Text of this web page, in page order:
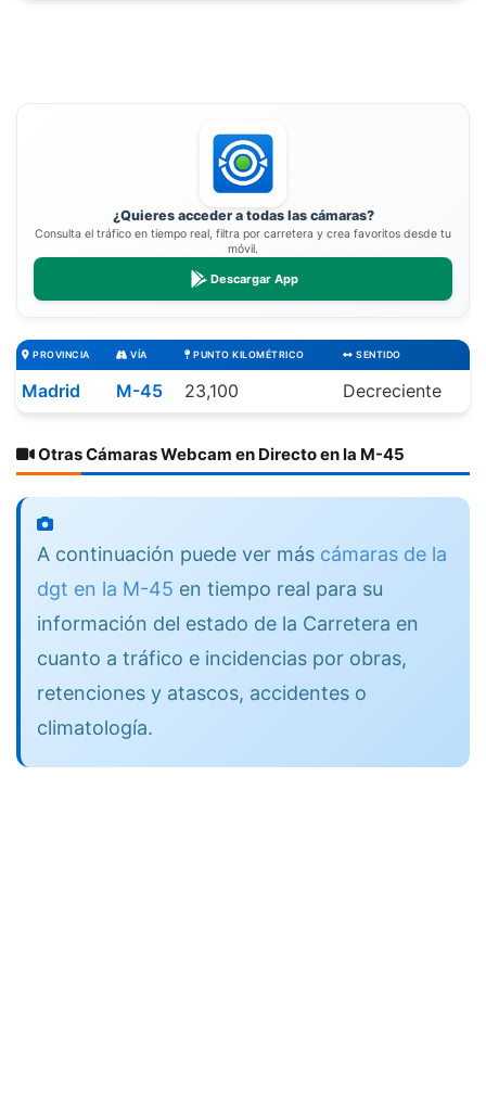
¿Quieres acceder a todas las cámaras?
Consulta el tráfico en tiempo real, filtra por carretera y crea favoritos desde tu
móvil.
Descargar App
PROVINCIA VÍA PUNTO KILOMÉTRICO SENTIDO
Madrid M-45 23,100 Decreciente
Otras Cámaras Webcam en Directo en la M-45
A continuación puede ver más cámaras de la
dgt en la M-45 en tiempo real para su
información del estado de la Carretera en
cuanto a tráfico e incidencias por obras,
retenciones y atascos, accidentes o
climatología.